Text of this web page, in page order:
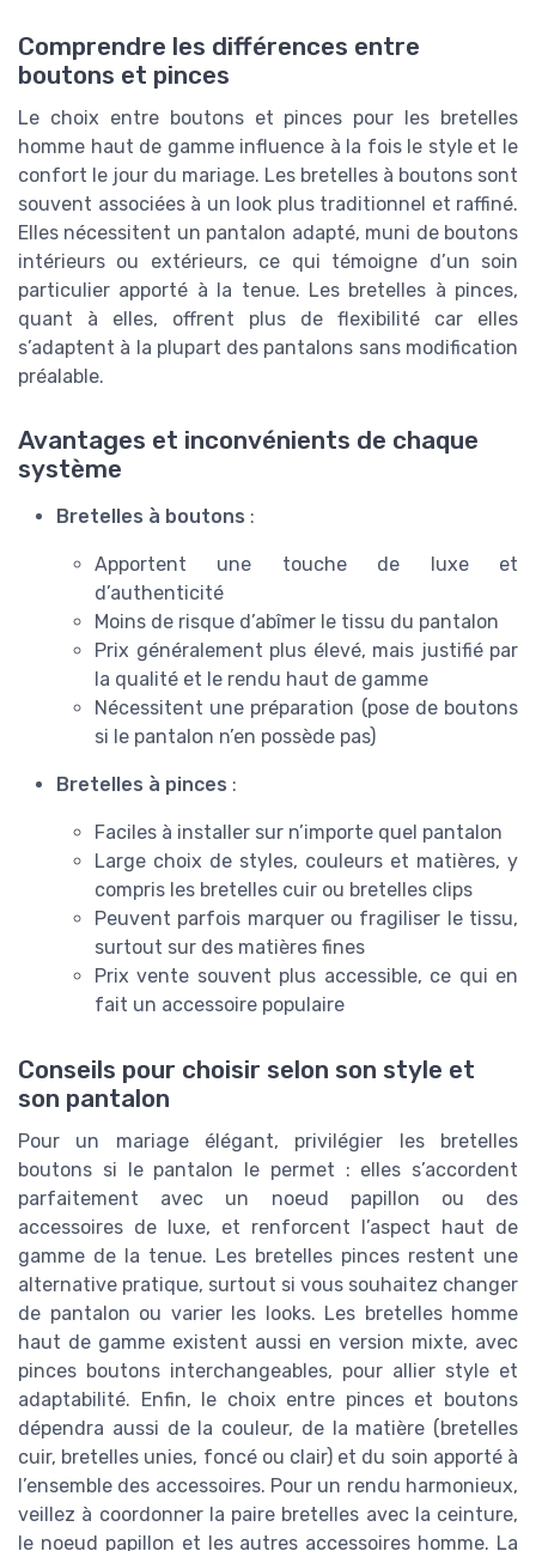
Comprendre les différences entre
boutons et pinces
Le choix entre boutons et pinces pour les bretelles
homme haut de gamme influence à la fois le style et le
confort le jour du mariage. Les bretelles à boutons sont
souvent associées à un look plus traditionnel et raffiné.
Elles nécessitent un pantalon adapté, muni de boutons
intérieurs ou extérieurs, ce qui témoigne d’un soin
particulier apporté à la tenue. Les bretelles à pinces,
quant à elles, offrent plus de flexibilité car elles
s’adaptent à la plupart des pantalons sans modification
préalable.
Avantages et inconvénients de chaque
système
Bretelles à boutons :
Apportent une touche de luxe et
d’authenticité
Moins de risque d’abîmer le tissu du pantalon
Prix généralement plus élevé, mais justifié par
la qualité et le rendu haut de gamme
Nécessitent une préparation (pose de boutons
si le pantalon n’en possède pas)
Bretelles à pinces :
Faciles à installer sur n’importe quel pantalon
Large choix de styles, couleurs et matières, y
compris les bretelles cuir ou bretelles clips
Peuvent parfois marquer ou fragiliser le tissu,
surtout sur des matières fines
Prix vente souvent plus accessible, ce qui en
fait un accessoire populaire
Conseils pour choisir selon son style et
son pantalon
Pour un mariage élégant, privilégier les bretelles
boutons si le pantalon le permet : elles s’accordent
parfaitement avec un noeud papillon ou des
accessoires de luxe, et renforcent l’aspect haut de
gamme de la tenue. Les bretelles pinces restent une
alternative pratique, surtout si vous souhaitez changer
de pantalon ou varier les looks. Les bretelles homme
haut de gamme existent aussi en version mixte, avec
pinces boutons interchangeables, pour allier style et
adaptabilité. Enfin, le choix entre pinces et boutons
dépendra aussi de la couleur, de la matière (bretelles
cuir, bretelles unies, foncé ou clair) et du soin apporté à
l’ensemble des accessoires. Pour un rendu harmonieux,
veillez à coordonner la paire bretelles avec la ceinture,
le noeud papillon et les autres accessoires homme. La